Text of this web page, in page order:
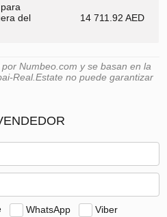
del
14 711.92 AED
Numbeo.com y se basan en la
Real.Estate no puede garantizar
WhatsApp
Viber